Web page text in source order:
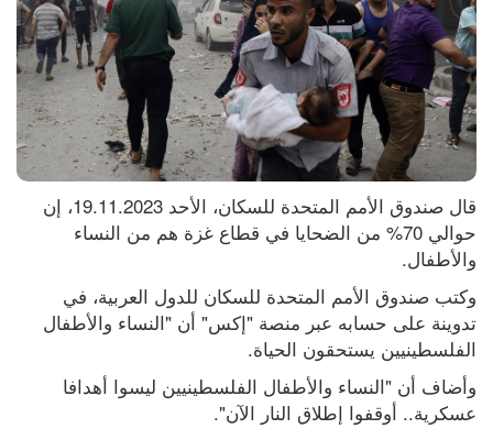
والأطفال.
الفلسطينيين يستحقون الحياة.
عسكرية.. أوقفوا إطلاق النار الآن".